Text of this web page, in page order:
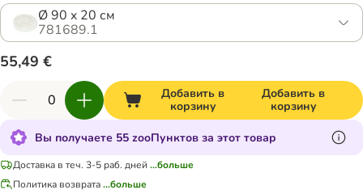
Ø 90 x 20 см
781689.1
55,49 €
Добавить в
корзину
Добавить в
корзину
Вы получаете 55 zooПунктов за этот товар
Доставка в теч. 3-5 раб. дней ...больше
Политика возврата...больше